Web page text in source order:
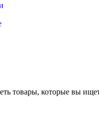
товары, которые вы